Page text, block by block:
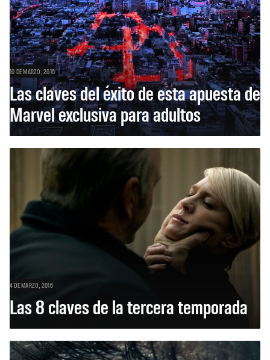
10 DE MARZO, 2016
Las claves del éxito de esta apuesta de
Marvel exclusiva para adultos
4 DE MARZO, 2016
Las 8 claves de la tercera temporada